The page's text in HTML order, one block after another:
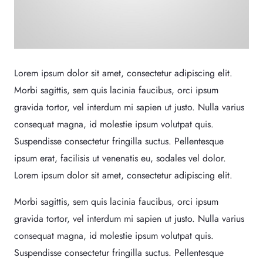
Lorem ipsum dolor sit amet, consectetur adipiscing elit.
Morbi sagittis, sem quis lacinia faucibus, orci ipsum
gravida tortor, vel interdum mi sapien ut justo. Nulla varius
consequat magna, id molestie ipsum volutpat quis.
Suspendisse consectetur fringilla suctus. Pellentesque
ipsum erat, facilisis ut venenatis eu, sodales vel dolor.
Lorem ipsum dolor sit amet, consectetur adipiscing elit.
Morbi sagittis, sem quis lacinia faucibus, orci ipsum
gravida tortor, vel interdum mi sapien ut justo. Nulla varius
consequat magna, id molestie ipsum volutpat quis.
Suspendisse consectetur fringilla suctus. Pellentesque